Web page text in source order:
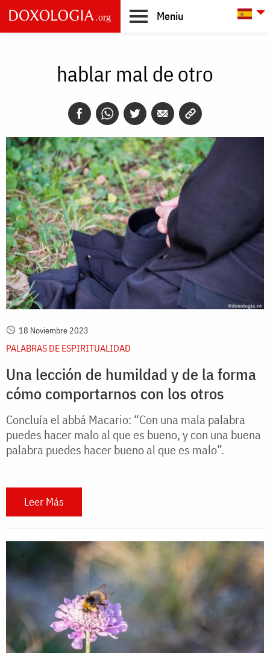
Skip to main content
Meniu
hablar mal de otro
18 Noviembre 2023
PALABRAS DE ESPIRITUALIDAD
Una lección de humildad y de la forma
cómo comportarnos con los otros
Concluía el abbá Macario: “Con una mala palabra
puedes hacer malo al que es bueno, y con una buena
palabra puedes hacer bueno al que es malo”.
Leer Más